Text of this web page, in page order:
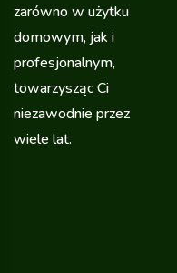
zarówno w użytku
domowym, jak i
profesjonalnym,
towarzysząc Ci
niezawodnie przez
wiele lat.